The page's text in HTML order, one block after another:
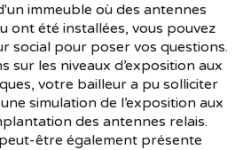
immeuble où des antennes
ont été installées, vous pouvez
social pour poser vos questions.
sur les niveaux d’exposition aux
votre bailleur a pu solliciter
simulation de l’exposition aux
des antennes relais.
être également présente